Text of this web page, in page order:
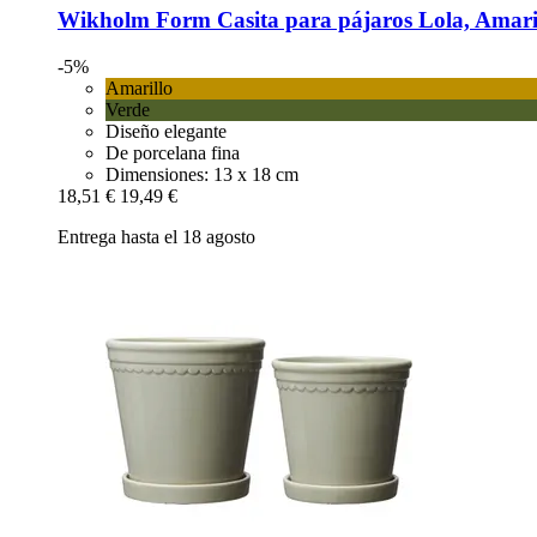
Wikholm Form Casita para pájaros Lola,
-5%
Amarillo
Verde
Diseño elegante
De porcelana fina
Dimensiones: 13 x 18 cm
18,51 € 19,49 €
Entrega hasta el 18 agosto